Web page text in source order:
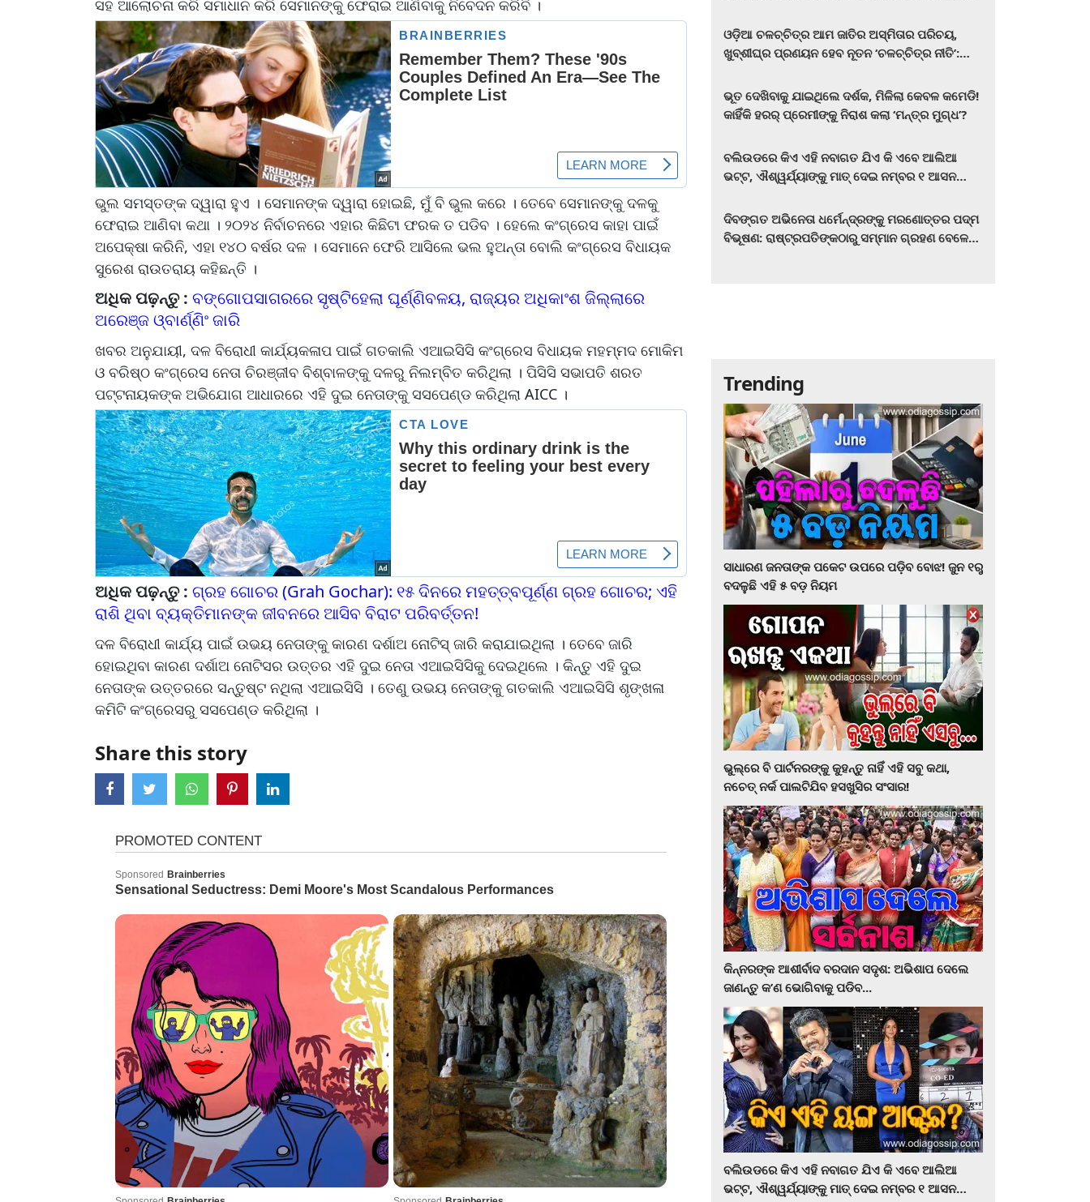
ସହ ଆଲୋଚନା କରି ସମାଧାନ କରି ସେମାନଙ୍କୁ ଫେରାଇ ଆଣିବାକୁ ନିବେଦନ କରିବି ।
ଭୁଲ ସମସ୍ତଙ୍କ ଦ୍ୱାରା ହୁଏ । ସେମାନଙ୍କ ଦ୍ୱାରା ହୋଇଛି, ମୁଁ ବି ଭୁଲ କରେ । ତେବେ ସେମାନଙ୍କୁ ଦଳକୁ
ଫେରାଇ ଆଣିବା କଥା । ୨୦୨୪ ନିର୍ବାଚନରେ ଏହାର କିଛିଟା ଫରକ ତ ପଡିବ । ହେଲେ କଂଗ୍ରେସ କାହା ପାଇଁ
ଅପେକ୍ଷା କରିନି, ଏହା ୧୪୦ ବର୍ଷର ଦଳ । ସେମାନେ ଫେରି ଆସିଲେ ଭଲ ହୁଅନ୍ତା ବୋଲି କଂଗ୍ରେସ ବିଧାୟକ
ସୁରେଶ ରାଉତରାୟ କହିଛନ୍ତି ।
ଅଧିକ ପଢ଼ନ୍ତୁ : ବଙ୍ଗୋପସାଗରରେ ସୃଷ୍ଟିହେଲା ଘୂର୍ଣ୍ଣିବଳୟ, ରାଜ୍ୟର ଅଧିକାଂଶ ଜିଲ୍ଲାରେ
ଅରେଞ୍ଜ ଓ୍ବାର୍ଣ୍ଣିଂ ଜାରି
ଖବର ଅନୁଯାୟୀ, ଦଳ ବିରୋଧୀ କାର୍ଯ୍ୟକଳାପ ପାଇଁ ଗତକାଲି ଏଆଇସିସି କଂଗ୍ରେସ ବିଧାୟକ ମହମ୍ମଦ ମୋକିମ
ଓ ବରିଷ୍ଠ କଂଗ୍ରେସ ନେତା ଚିରଞ୍ଜୀବ ବିଶ୍ବାଳଙ୍କୁ ଦଳରୁ ନିଲମ୍ବିତ କରିଥିଲା । ପିସିସି ସଭାପତି ଶରତ
ପଟ୍ଟନାୟକଙ୍କ ଅଭିଯୋଗ ଆଧାରରେ ଏହି ଦୁଇ ନେତାଙ୍କୁ ସସପେଣ୍ଡ କରିଥିଲା AICC ।
ଅଧିକ ପଢ଼ନ୍ତୁ : ଗ୍ରହ ଗୋଚର (Grah Gochar): ୧୫ ଦିନରେ ମହତ୍ତ୍ବପୂର୍ଣ୍ଣ ଗ୍ରହ ଗୋଚର; ଏହି
ରାଶି ଥିବା ବ୍ୟକ୍ତିମାନଙ୍କ ଜୀବନରେ ଆସିବ ବିରାଟ ପରିବର୍ତ୍ତନ!
ଦଳ ବିରୋଧୀ କାର୍ଯ୍ୟ ପାଇଁ ଉଭୟ ନେତାଙ୍କୁ କାରଣ ଦର୍ଶାଅ ନୋଟିସ୍ ଜାରି କରାଯାଇଥିଲା । ତେବେ ଜାରି
ହୋଇଥିବା କାରଣ ଦର୍ଶାଅ ନୋଟିସର ଉତ୍ତର ଏହି ଦୁଇ ନେତା ଏଆଇସିସିକୁ ଦେଇଥିଲେ । କିନ୍ତୁ ଏହି ଦୁଇ
ନେତାଙ୍କ ଉତ୍ତରରେ ସନ୍ତୁଷ୍ଟ ନଥିଲା ଏଆଇସିସି । ତେଣୁ ଉଭୟ ନେତାଙ୍କୁ ଗତକାଲି ଏଆଇସିସି ଶୃଙ୍ଖଳା
କମିଟି କଂଗ୍ରେସରୁ ସସପେଣ୍ଡ କରିଥିଲା ।
Share this story
ଓଡ଼ିଆ ଚଳଚ୍ଚିତ୍ର ଆମ ଜାତିର ଅସ୍ମିତାର ପରିଚୟ,
ଖୁବ୍‌ଶୀଘ୍ର ପ୍ରଣୟନ ହେବ ନୂତନ ‘ଚଳଚ୍ଚିତ୍ର ନୀତି’:
ଭୂତ ଦେଖିବାକୁ ଯାଇଥିଲେ ଦର୍ଶକ, ମିଳିଲା କେବଳ କମେଡି!
କାହିଁକି ହରର୍‌ ପ୍ରେମୀଙ୍କୁ ନିରାଶ କଲା ‘ମନ୍ତ୍ର ମୁଗ୍ଧ’?
ବଲିଉଡରେ କିଏ ଏହି ନବାଗତ ଯିଏ କି ଏବେ ଆଲିଆ
ଭଟ୍ଟ, ଐଶ୍ୱର୍ଯ୍ୟାଙ୍କୁ ମାତ୍‌ ଦେଇ ନମ୍ବର ୧ ଆସନ
ଦିବଙ୍ଗତ ଅଭିନେତା ଧର୍ମେନ୍ଦ୍ରଙ୍କୁ ମରଣୋତ୍ତର ପଦ୍ମ
ବିଭୂଷଣ: ରାଷ୍ଟ୍ରପତିଙ୍କଠାରୁ ସମ୍ମାନ ଗ୍ରହଣ ବେଳେ
Trending
ସାଧାରଣ ଜନତାଙ୍କ ପକେଟ ଉପରେ ପଡ଼ିବ ବୋଝ! ଜୁନ ୧ରୁ
ବଦଳୁଛି ଏହି ୫ ବଡ଼ ନିୟମ
ଭୁଲ୍‌ରେ ବି ପାର୍ଟନରଙ୍କୁ କୁହନ୍ତୁ ନାହିଁ ଏହି ସବୁ କଥା,
ନଚେତ୍‌ ନର୍କ ପାଲଟିଯିବ ହସଖୁସିର ସଂସାର!
କିନ୍ନରଙ୍କ ଆଶୀର୍ବାଦ ବରଦାନ ସଦୃଶ: ଅଭିଶାପ ଦେଲେ
ଜାଣନ୍ତୁ କ’ଣ ଭୋଗିବାକୁ ପଡିବ...
ବଲିଉଡରେ କିଏ ଏହି ନବାଗତ ଯିଏ କି ଏବେ ଆଲିଆ
ଭଟ୍ଟ, ଐଶ୍ୱର୍ଯ୍ୟାଙ୍କୁ ମାତ୍‌ ଦେଇ ନମ୍ବର ୧ ଆସନ